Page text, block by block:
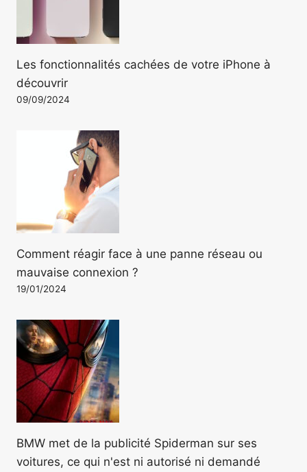
Les fonctionnalités cachées de votre iPhone à
découvrir
09/09/2024
Comment réagir face à une panne réseau ou
mauvaise connexion ?
19/01/2024
BMW met de la publicité Spiderman sur ses
voitures, ce qui n'est ni autorisé ni demandé